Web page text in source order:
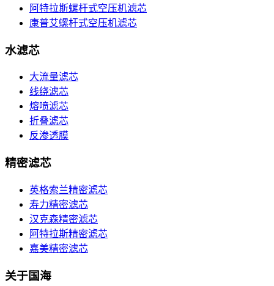
阿特拉斯螺杆式空压机滤芯
康普艾螺杆式空压机滤芯
水滤芯
大流量滤芯
线绕滤芯
熔喷滤芯
折叠滤芯
反渗透膜
精密滤芯
英格索兰精密滤芯
寿力精密滤芯
汉克森精密滤芯
阿特拉斯精密滤芯
嘉美精密滤芯
关于国海